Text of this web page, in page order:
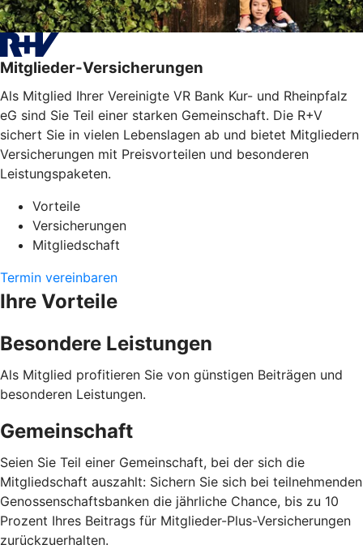
Mitglieder-Versicherungen
Als Mitglied Ihrer Vereinigte VR Bank Kur- und Rheinpfalz
eG sind Sie Teil einer starken Gemeinschaft. Die R+V
sichert Sie in vielen Lebenslagen ab und bietet Mitgliedern
Versicherungen mit Preisvorteilen und besonderen
Leistungspaketen.
Vorteile
Versicherungen
Mitgliedschaft
Termin vereinbaren
Ihre Vorteile
Besondere Leistungen
Als Mitglied profitieren Sie von günstigen Beiträgen und
besonderen Leistungen.
Gemeinschaft
Seien Sie Teil einer Gemeinschaft, bei der sich die
Mitgliedschaft auszahlt: Sichern Sie sich bei teilnehmenden
Genossenschaftsbanken die jährliche Chance, bis zu 10
Prozent Ihres Beitrags für Mitglieder-Plus-Versicherungen
zurückzuerhalten.